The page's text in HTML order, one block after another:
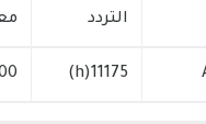
التردد
11175(h)